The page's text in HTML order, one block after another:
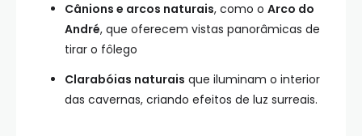
Cânions e arcos naturais, como o Arco do
André, que oferecem vistas panorâmicas de
tirar o fôlego
Clarabóias naturais que iluminam o interior
das cavernas, criando efeitos de luz surreais.